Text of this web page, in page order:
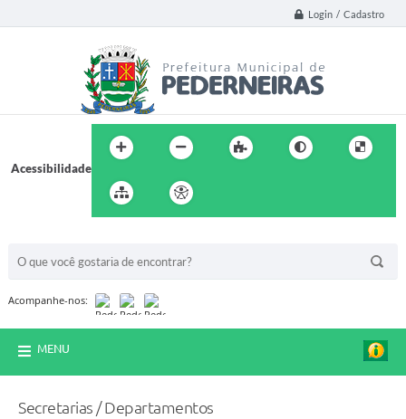
Login / Cadastro
Acessibilidade
Acompanhe-nos:
MENU
Secretarias / Departamentos